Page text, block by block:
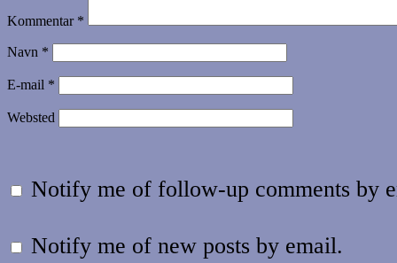
Kommentar *
Navn *
E-mail *
Websted
Notify me of follow-up comments by
Notify me of new posts by email.